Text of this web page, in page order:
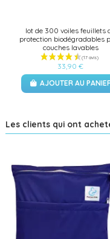
lot de 300 voiles feuillets
protection biodégradables
couches lavables
33,90 €
AJOUTER AU
Les clients qui ont